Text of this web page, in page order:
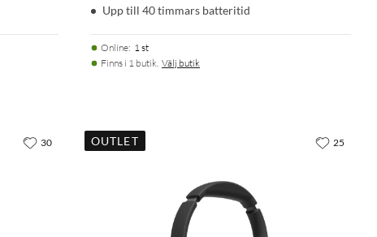
Upp till 40 timmars batteritid
Online: 1 st
Finns i 1 butik. Välj butik
30 OUTLET 25